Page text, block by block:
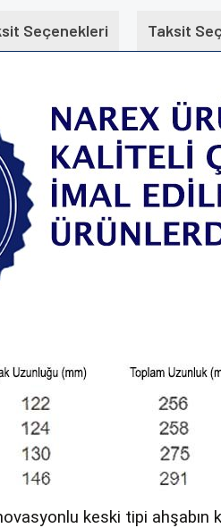
Seçenekleri Taksit
keski tipi